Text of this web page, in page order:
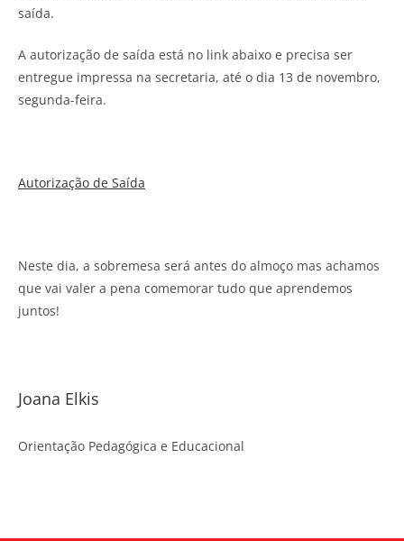
saída.
A autorização de saída está no link abaixo e precisa ser
entregue impressa na secretaria, até o dia 13 de novembro,
segunda-feira.
Autorização de Saída
Neste dia, a sobremesa será antes do almoço mas achamos
que vai valer a pena comemorar tudo que aprendemos
juntos!
Joana Elkis
Orientação Pedagógica e Educacional